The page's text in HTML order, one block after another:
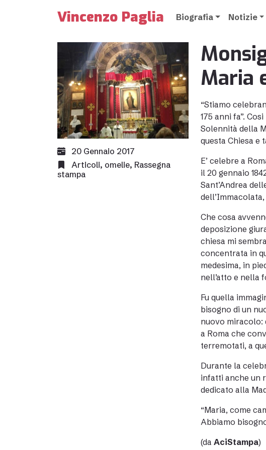
Vincenzo Paglia Biografia Notizie
20 Gennaio 2017
Articoli, omelie, Rassegna
stampa
Maria
“Stiamo
175 anni fa”.
Solennità della
questa Chiesa e
E’ celebre a
il 20 gennaio
Sant’Andrea
Che cosa
deposizione
chiesa mi
concentrata in
medesima, in
nell’atto e nella
Fu quella
bisogno di un
nuovo miracolo:
a Roma che
terremotati, a
Durante la
infatti anche un
dedicato alla
“Maria, come
Abbiamo
(da AciStampa)